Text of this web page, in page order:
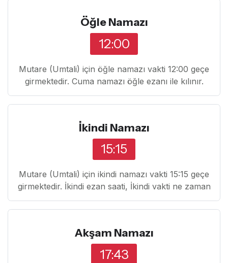
Öğle Namazı
12:00
Mutare (Umtali) için öğle namazı vakti 12:00 geçe
girmektedir. Cuma namazı öğle ezanı ile kılınır.
İkindi Namazı
15:15
Mutare (Umtali) için ikindi namazı vakti 15:15 geçe
girmektedir. İkindi ezan saati, İkindi vakti ne zaman
Akşam Namazı
17:43